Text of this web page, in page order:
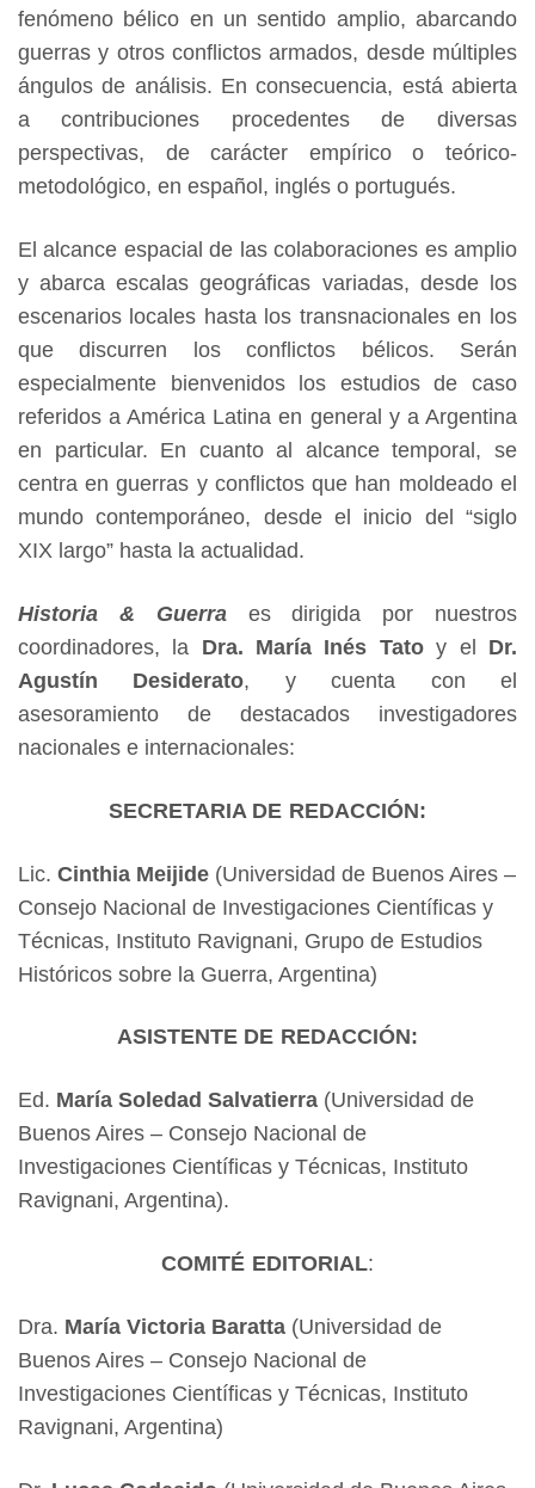
fenómeno bélico en un sentido amplio, abarcando
guerras y otros conflictos armados, desde múltiples
ángulos de análisis. En consecuencia, está abierta
a contribuciones procedentes de diversas
perspectivas, de carácter empírico o teórico-
metodológico, en español, inglés o portugués.
El alcance espacial de las colaboraciones es amplio
y abarca escalas geográficas variadas, desde los
escenarios locales hasta los transnacionales en los
que discurren los conflictos bélicos. Serán
especialmente bienvenidos los estudios de caso
referidos a América Latina en general y a Argentina
en particular. En cuanto al alcance temporal, se
centra en guerras y conflictos que han moldeado el
mundo contemporáneo, desde el inicio del “siglo
XIX largo” hasta la actualidad.
Historia & Guerraes dirigida por nuestros
coordinadores, la Dra. María Inés Tatoy el Dr.
Agustín Desiderato, y cuenta con el
asesoramiento de destacados investigadores
nacionales e internacionales:
SECRETARIA DE REDACCIÓN:
Lic.Cinthia Meijide (Universidad de Buenos Aires –
Consejo Nacional de Investigaciones Científicas y
Técnicas, Instituto Ravignani, Grupo de Estudios
Históricos sobre la Guerra, Argentina)
ASISTENTE DE REDACCIÓN:
Ed. María Soledad Salvatierra (Universidad de
Buenos Aires – Consejo Nacional de
Investigaciones Científicas y Técnicas, Instituto
Ravignani, Argentina).
COMITÉ EDITORIAL:
Dra. María Victoria Baratta (Universidad de
Buenos Aires – Consejo Nacional de
Investigaciones Científicas y Técnicas, Instituto
Ravignani, Argentina)